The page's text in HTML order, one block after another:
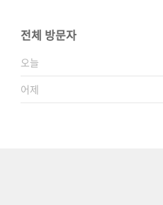
전체 방문자
오늘
어제